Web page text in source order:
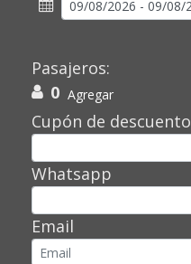
Pasajeros:
0 Agregar
Cupón de descuento
Whatsapp
Email